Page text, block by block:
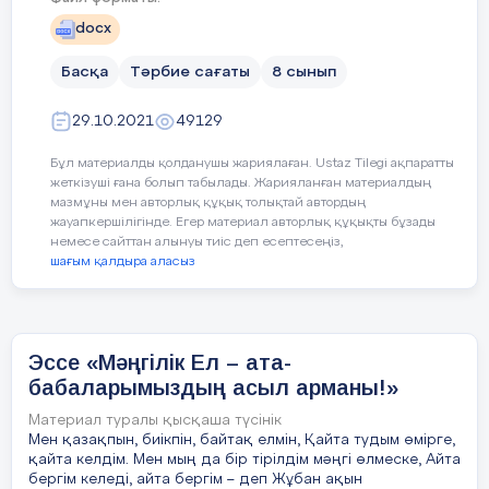
Сагандыкова Асем Тыныштыковна
жұмыссыз.
Ақтөбе орта мектебінде 5-кластан бастап
оқитын пәндері: ағылшын, информатика,
секциясына қатысады.
Алиханның мінезі ашық, жайдарлы,
көпшіл, кластастарының арасында сыйлы.
Үлкенді сыйлап, кішіге қамқор бола
біледі.
Мектеп шараларына белсене қатысып қана
қоймай, мектеп өміріне жауапкершілікпен
қарайды. Сынып ішінде туып жатқан
қиындықтарды тез шеше біліп, қолдау
көрсетуге дайын тұрады. Оқу барысында
білім деңгейі жақсы, себебі интернет
желісінен керекті ақпараттарды қарағанды
2,2 триллион теңгеге жеткен. Ел бойынша ең көп
инвестицияны — 365,8 млрд теңгемен Атырау
облысының жобалары алып тұр, одан кейінгі
орынды — 310,4 млрд теңгемен Нұр- Сұлтан
қаласы алды. Алматының негізгі капиталына
Қарағандыға 220,6 млрд теңге және Ақтөбе
облысына 146,7 млрд теңге инвестиция
17 слайд
Қазақстанға тартылған тікелей шетелдік
инветициялар 2013-2019ж аралы ғында
2018-2019 жылдардағы инвестиция көлемі
20 слайд
21 слайд
docx
Басқа Тәрбие сағаты 8 сынып
29.10.2021 49129
Бұл материалды қолданушы жариялаған. Ustaz Tilegi ақпаратты
жеткізуші ғана болып табылады. Жарияланған материалдың
мазмұны мен авторлық құқық толықтай автордың
жауапкершілігінде. Егер материал авторлық құқықты бұзады
немесе сайттан алынуы тиіс деп есептесеңіз,
шағым қалдыра аласыз
Эссе «Мәңгілік Ел – ата-
бабаларымыздың асыл арманы!»
Материал туралы қысқаша түсінік
Мен қазақпын, биікпін, байтақ елмін, Қайта тудым өмірге,
қайта келдім. Мен мың да бір тірілдім мәңгі өлмеске, Айта
бергім келеді, айта бергім – деп Жұбан ақын